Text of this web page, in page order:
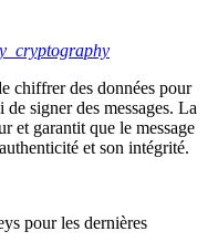
chiffrer des données pour
signer des messages. La
et garantit que le message
et son intégrité.
pour les dernières